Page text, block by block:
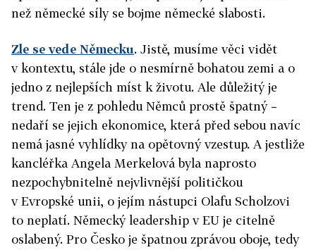
než německé síly se bojme německé slabosti.
Zle se vede Německu. Jistě, musíme věci vidět
v kontextu, stále jde o nesmírně bohatou zemi a o
jedno z nejlepších míst k životu. Ale důležitý je
trend. Ten je z pohledu Němců prostě špatný –
nedaří se jejich ekonomice, která před sebou navíc
nemá jasné vyhlídky na opětovný vzestup. A jestliže
kancléřka Angela Merkelová byla naprosto
nezpochybnitelně nejvlivnější političkou
v Evropské unii, o jejím nástupci Olafu Scholzovi
to neplatí. Německý leadership v EU je citelně
oslabený. Pro Česko je špatnou zprávou oboje, tedy